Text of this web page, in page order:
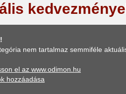
nem tartalmaz semmiféle
el az www.odimon.hu
hozzáadása